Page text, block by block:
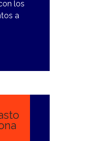
los
a